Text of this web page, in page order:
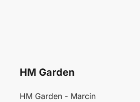
HM Garden
HM Garden - Marcin